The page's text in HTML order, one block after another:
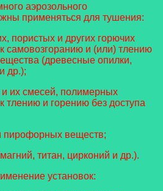
аэрозольного
применяться для тушения:
пористых и других горючих
самовозгоранию и (или) тлению
(древесные опилки,
др.);
их смесей, полимерных
тлению и горению без доступа
пирофорных веществ;
титан, цирконий и др.).
установок: